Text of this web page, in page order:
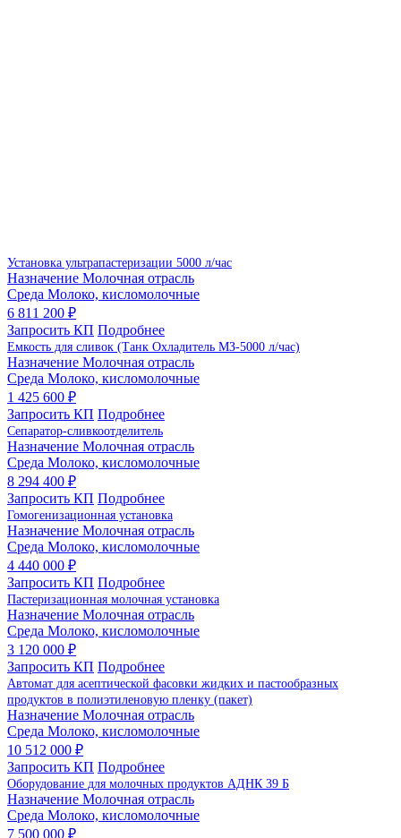
Установка ультрапастеризации 5000 л/час
Назначение Молочная отрасль
Среда Молоко, кисломолочные
6 811 200 ₽
Запросить КП Подробнее
Емкость для сливок (Танк Охладитель МЗ-5000 л/час)
Назначение Молочная отрасль
Среда Молоко, кисломолочные
1 425 600 ₽
Запросить КП Подробнее
Сепаратор-сливкоотделитель
Назначение Молочная отрасль
Среда Молоко, кисломолочные
8 294 400 ₽
Запросить КП Подробнее
Гомогенизационная установка
Назначение Молочная отрасль
Среда Молоко, кисломолочные
4 440 000 ₽
Запросить КП Подробнее
Пастеризационная молочная установка
Назначение Молочная отрасль
Среда Молоко, кисломолочные
3 120 000 ₽
Запросить КП Подробнее
Автомат для асептической фасовки жидких и пастообразных
продуктов в полиэтиленовую пленку (пакет)
Назначение Молочная отрасль
Среда Молоко, кисломолочные
10 512 000 ₽
Запросить КП Подробнее
Оборудование для молочных продуктов АДНК 39 Б
Назначение Молочная отрасль
Среда Молоко, кисломолочные
7 500 000 ₽